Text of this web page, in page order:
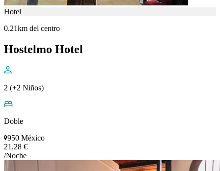
Hotel
0.21km del centro
Hostelmo Hotel
2 (+2 Niños)
Doble
950 México
21,28 €
/Noche